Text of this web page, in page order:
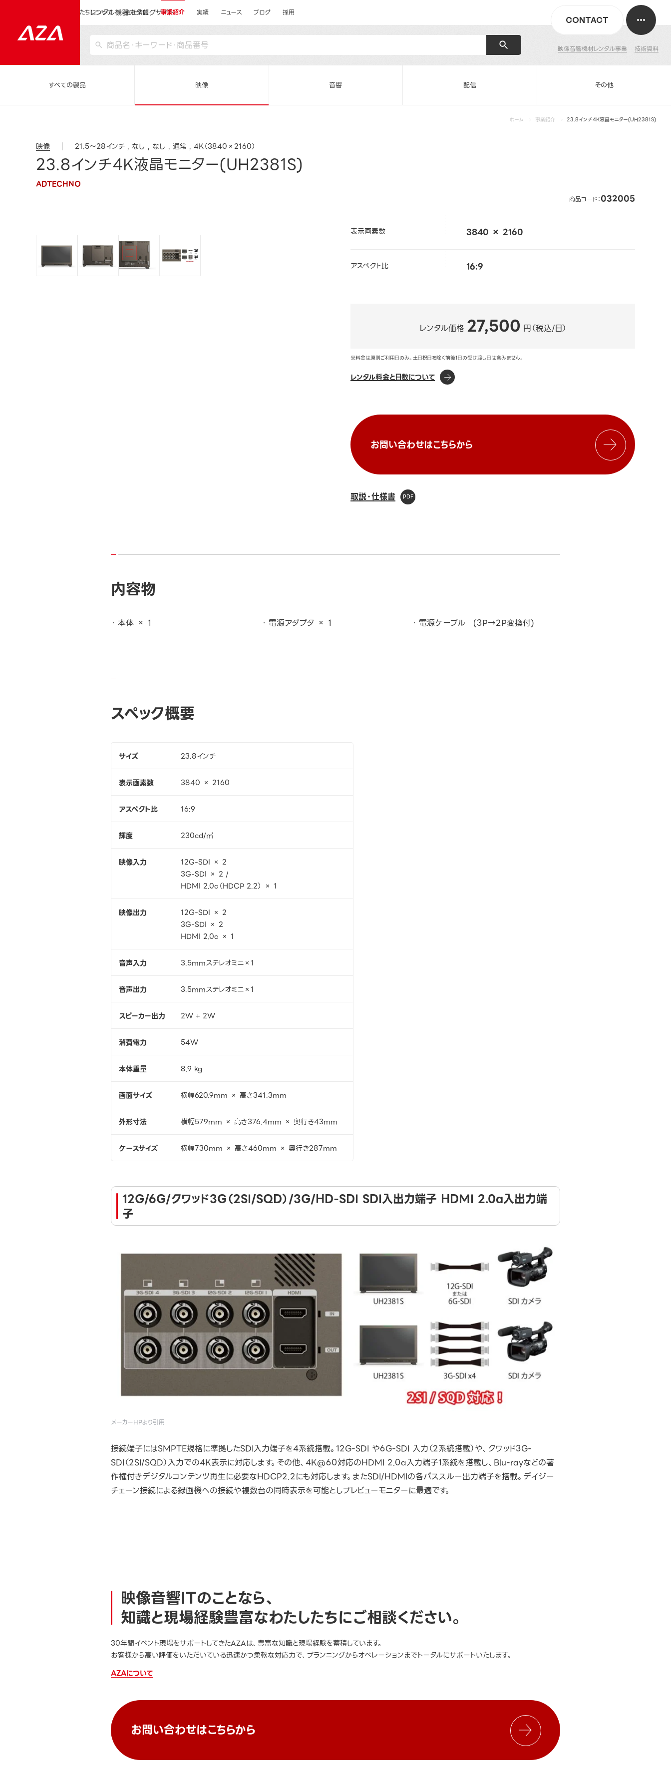
レンタル機器カタログサイト
映像音響機材レンタル事業 技術資料
CONTACT
私たちについて 会社情報 事業紹介 実績 ニュース ブログ 採用
すべての製品 映像 音響 配信 その他
ホーム 事業紹介 23.8インチ4K液晶モニター(UH2381S)
映像 21.5～28インチ なし なし 通常 4K（3840×2160）
23.8インチ4K液晶モニター(UH2381S)
ADTECHNO
商品コード：032005
表示画素数 3840 × 2160
アスペクト比 16:9
レンタル価格 27,500 円（税込/日）
※料金は原則ご利用日のみ。土日祝日を除く前後1日の受け渡し日は含みません。
レンタル料金と日数について
お問い合わせはこちらから
取説・仕様書
内容物
本体 × 1 電源アダプタ × 1 電源ケーブル (3P→2P変換付)
スペック概要
サイズ 23.8インチ
表示画素数 3840 × 2160
アスペクト比 16:9
輝度 230cd/㎡
映像入力
12G-SDI × 2
3G-SDI × 2 /
HDMI 2.0a（HDCP 2.2） × 1
映像出力
12G-SDI × 2
3G-SDI × 2
HDMI 2.0a × 1
音声入力 3.5mmステレオミニ×1
音声出力 3.5mmステレオミニ×1
スピーカー出力 2W + 2W
消費電力 54W
本体重量 8.9 kg
画面サイズ 横幅620.9mm × 高さ341.3mm
外形寸法 横幅579mm × 高さ376.4mm × 奥行き43mm
ケースサイズ 横幅730mm × 高さ460mm × 奥行き287mm
12G/6G/クワッド3G（2SI/SQD）/3G/HD-SDI SDI入出力端子 HDMI 2.0a入出力端
子
メーカーHPより引用
接続端子にはSMPTE規格に準拠したSDI入力端子を4系統搭載。12G-SDI や6G-SDI 入力（2系統搭載）や、クワッド3G-
SDI（2SI/SQD）入力での4K表示に対応します。その他、4K@60対応のHDMI 2.0a入力端子1系統を搭載し、Blu-rayなどの著
作権付きデジタルコンテンツ再生に必要なHDCP2.2にも対応します。またSDI/HDMIの各パススルー出力端子を搭載。デイジー
チェーン接続による録画機への接続や複数台の同時表示を可能としプレビューモニターに最適です。
映像音響ITのことなら、
知識と現場経験豊富なわたしたちにご相談ください。
30年間イベント現場をサポートしてきたAZAは、豊富な知識と現場経験を蓄積しています。
お客様から高い評価をいただいている迅速かつ柔軟な対応力で、プランニングからオペレーションまでトータルにサポートいたします。
AZAについて
お問い合わせはこちらから